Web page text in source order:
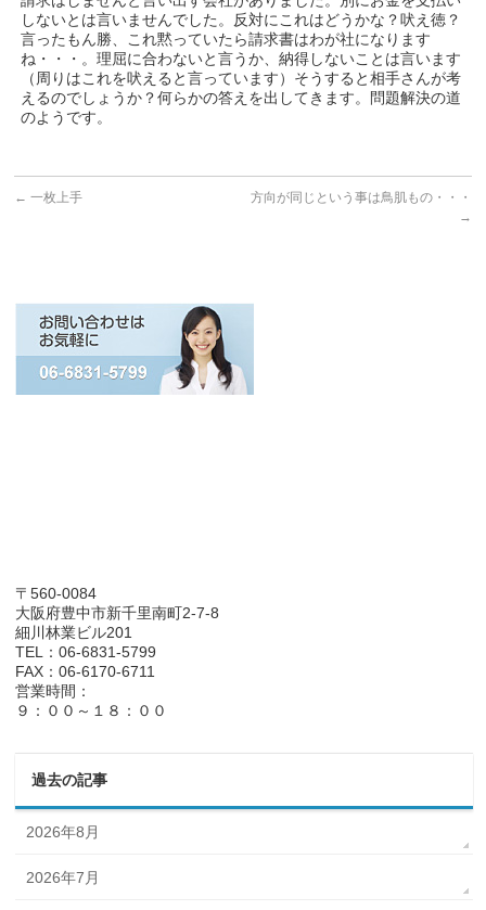
しないとは言いませんでした。反対にこれはどうかな？吠え徳？
言ったもん勝、これ黙っていたら請求書はわが社になります
ね・・・。理屈に合わないと言うか、納得しないことは言います
（周りはこれを吠えると言っています）そうすると相手さんが考
えるのでしょうか？何らかの答えを出してきます。問題解決の道
のようです。
← 一枚上手
方向が同じという事は鳥肌もの・・・
→
〒560-0084
大阪府豊中市新千里南町2-7-8
細川林業ビル201
TEL：06-6831-5799
FAX：06-6170-6711
営業時間：
９：００～１８：００
過去の記事
2026年8月
2026年7月